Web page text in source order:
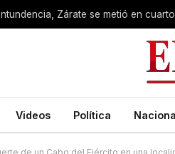
Zárate se metió en
Videos Política